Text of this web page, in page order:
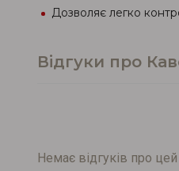
Дозволяє легко
Відгуки про
Немає відгуків про